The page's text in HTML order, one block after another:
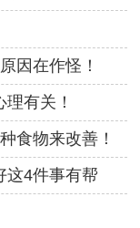
因在作怪！
有关！
食物来改善！
这4件事有帮